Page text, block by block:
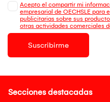
Acepto el compartir mi
empresarial de OECHSLE para
publicitarias sobre sus
otras actividades comerciales
Suscribirme
Secciones destacadas